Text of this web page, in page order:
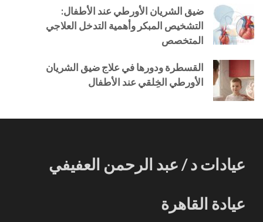
ضيق الشريان الأورطي عند الأطفال:
التشخيص المبكر وأهمية التدخل العلاجي
المتخصص
القسطرة ودورها في علاج ضيق الشريان
الأورطي الخِلقي عند الأطفال
عيادات د / عبد الرحمن العفيفي
عيادة القاهرة